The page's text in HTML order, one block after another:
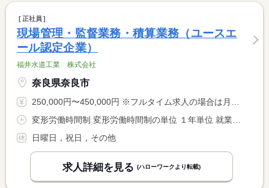
正社員
現場管理・監督業務・積算業務（ユースエ
ール認定企業）
福井水道工業 株式会社
奈良県奈良市
250,000円〜450,000円 ※フルタイム求人の場合は月額（換算額）、パート求人の場合は時間額を表示しています。
日曜日，祝日，その他
求人詳細を見る (ハローワークより転載)